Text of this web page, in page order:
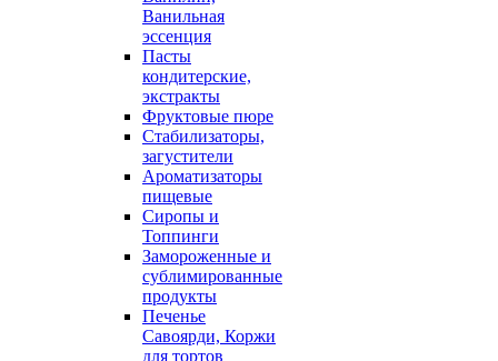
Ванильная
эссенция
Пасты
кондитерские,
экстракты
Фруктовые пюре
Стабилизаторы,
загустители
Ароматизаторы
пищевые
Сиропы и
Топпинги
Замороженные и
сублимированные
продукты
Печенье
Савоярди, Коржи
для тортов